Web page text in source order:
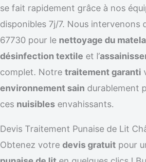
se fait rapidement grâce à nos
disponibles 7j/7. Nous intervenons
67730 pour le nettoyage du
désinfection textile et l’
complet. Notre traitement garanti
environnement sain durablement
ces nuisibles envahissants.
Devis Traitement Punaise de Lit
Obtenez votre devis gratuit pour